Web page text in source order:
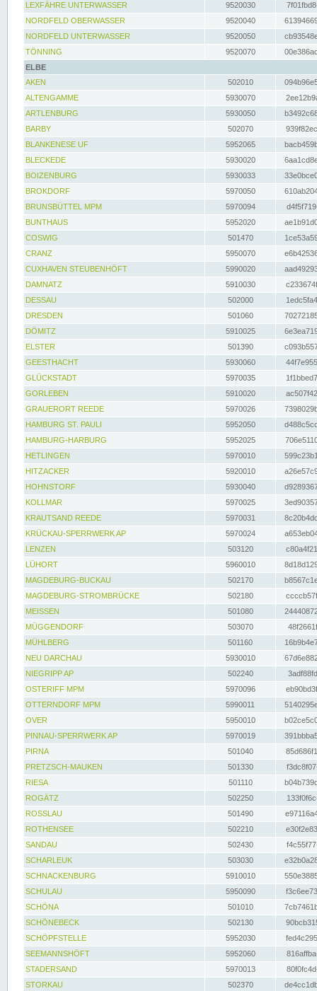
LEXFÄHRE UNTERWASSER
9520030
NORDFELD OBERWASSER
9520040
NORDFELD UNTERWASSER
9520050
TÖNNING
9520070
ELBE
AKEN
502010
ALTENGAMME
5930070
ARTLENBURG
5930050
BARBY
502070
BLANKENESE UF
5952065
BLECKEDE
5930020
BOIZENBURG
5930033
BROKDORF
5970050
BRUNSBÜTTEL MPM
5970094
BUNTHAUS
5952020
COSWIG
501470
CRANZ
5950070
CUXHAVEN STEUBENHÖFT
5990020
DAMNATZ
5910030
DESSAU
502000
DRESDEN
501060
DÖMITZ
5910025
ELSTER
501390
GEESTHACHT
5930060
GLÜCKSTADT
5970035
GORLEBEN
5910020
GRAUERORT REEDE
5970026
HAMBURG ST. PAULI
5952050
HAMBURG-HARBURG
5952025
HETLINGEN
5970010
HITZACKER
5920010
HOHNSTORF
5930040
KOLLMAR
5970025
KRAUTSAND REEDE
5970031
KRÜCKAU-SPERRWERK AP
5970024
LENZEN
503120
LÜHORT
5960010
MAGDEBURG-BUCKAU
502170
MAGDEBURG-STROMBRÜCKE
502180
MEISSEN
501080
MÜGGENDORF
503070
MÜHLBERG
501160
NEU DARCHAU
5930010
NIEGRIPP AP
502240
OSTERIFF MPM
5970096
OTTERNDORF MPM
5990011
OVER
5950010
PINNAU-SPERRWERK AP
5970019
PIRNA
501040
PRETZSCH-MAUKEN
501330
RIESA
501110
ROGÄTZ
502250
ROSSLAU
501490
ROTHENSEE
502210
SANDAU
502430
SCHARLEUK
503030
SCHNACKENBURG
5910010
SCHULAU
5950090
SCHÖNA
501010
SCHÖNEBECK
502130
SCHÖPFSTELLE
5952030
SEEMANNSHÖFT
5952060
STADERSAND
5970013
STORKAU
502370